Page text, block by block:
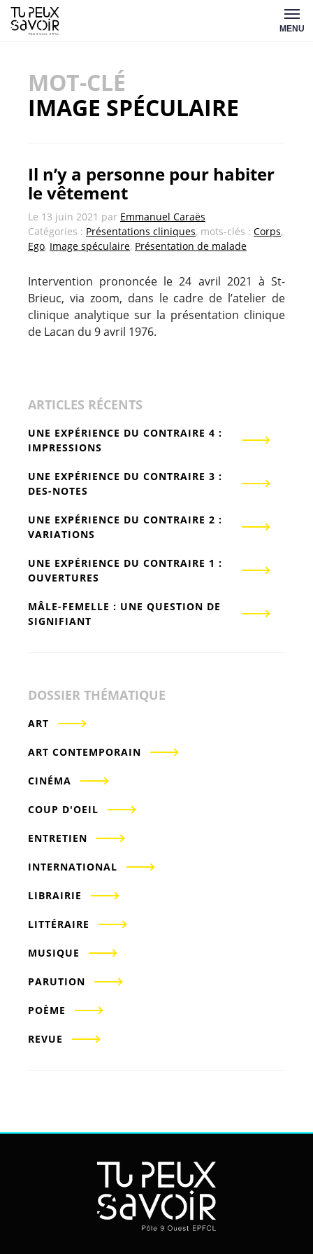
Aller
au
MENU
MOT-CLÉ
IMAGE SPÉCULAIRE
Il n’y a personne pour habiter
le vêtement
Le 13 juin 2021 par Emmanuel Caraës
Catégories : Présentations cliniques, mots-clés : Corps,
Ego, Image spéculaire, Présentation de malade
Intervention prononcée le 24 avril 2021 à St-
Brieuc, via zoom, dans le cadre de l’atelier de
clinique analytique sur la présentation clinique
de Lacan du 9 avril 1976.
ARTICLES RÉCENTS
UNE EXPÉRIENCE DU CONTRAIRE 4 :
IMPRESSIONS
UNE EXPÉRIENCE DU CONTRAIRE 3 :
DES-NOTES
UNE EXPÉRIENCE DU CONTRAIRE 2 :
VARIATIONS
UNE EXPÉRIENCE DU CONTRAIRE 1 :
OUVERTURES
MÂLE-FEMELLE : UNE QUESTION DE
SIGNIFIANT
DOSSIER THÉMATIQUE
ART
ART CONTEMPORAIN
CINÉMA
COUP D'OEIL
ENTRETIEN
INTERNATIONAL
LIBRAIRIE
LITTÉRAIRE
MUSIQUE
PARUTION
POÈME
REVUE